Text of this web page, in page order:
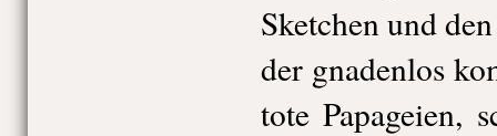
Sketchen und
der gnadenlos
tote Papageien,